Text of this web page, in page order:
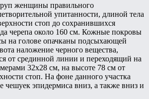
женщины правильного
упитанности, длиной тела
стоп до сохранившихся
черепа около 160 см. Кожные покровы
на голове опачканы подсыхающей
наложение черного вещества,
от срединной линии и переходящий на
32х28 см, на высоте 78 см от
стоп. На фоне данного участка
чешуек эпидермиса вниз, а также вниз и